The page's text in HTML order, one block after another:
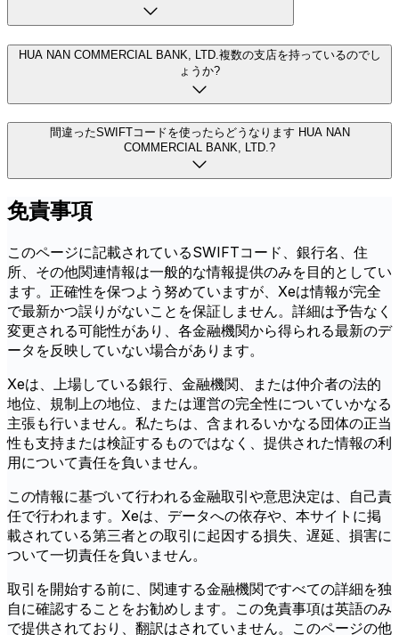
HUA NAN COMMERCIAL BANK, LTD.複数の支店を持っているのでし
ょうか?
間違ったSWIFTコードを使ったらどうなります HUA NAN
COMMERCIAL BANK, LTD.?
免責事項
このページに記載されているSWIFTコード、銀行名、住
所、その他関連情報は一般的な情報提供のみを目的としてい
ます。正確性を保つよう努めていますが、Xeは情報が完全
で最新かつ誤りがないことを保証しません。詳細は予告なく
変更される可能性があり、各金融機関から得られる最新のデ
ータを反映していない場合があります。
Xeは、上場している銀行、金融機関、または仲介者の法的
地位、規制上の地位、または運営の完全性についていかなる
主張も行いません。私たちは、含まれるいかなる団体の正当
性も支持または検証するものではなく、提供された情報の利
用について責任を負いません。
この情報に基づいて行われる金融取引や意思決定は、自己責
任で行われます。Xeは、データへの依存や、本サイトに掲
載されている第三者との取引に起因する損失、遅延、損害に
ついて一切責任を負いません。
取引を開始する前に、関連する金融機関ですべての詳細を独
自に確認することをお勧めします。この免責事項は英語のみ
で提供されており、翻訳はされていません。このページの他